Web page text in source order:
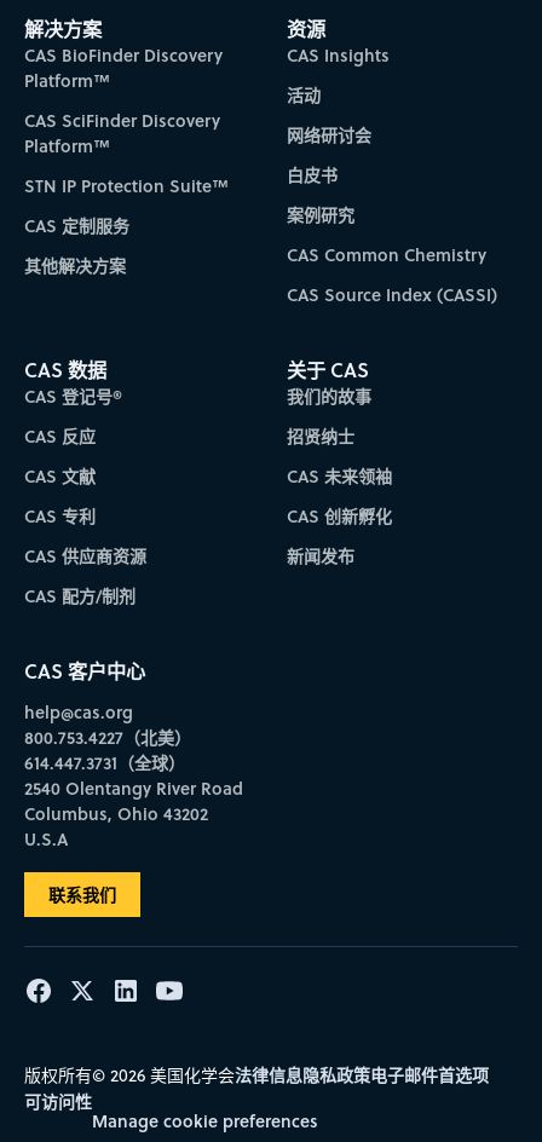
Subscribe to CAS Insights
解决方案
CAS BioFinder Discovery
Platform™
CAS SciFinder Discovery
Platform™
STN IP Protection Suite™
CAS 定制服务
其他解决方案
资源
CAS Insights
活动
网络研讨会
白皮书
案例研究
CAS Common Chemistry
CAS Source Index (CASSI)
CAS 数据
CAS 登记号®
CAS 反应
CAS 文献
CAS 专利
CAS 供应商资源
CAS 配方/制剂
关于 CAS
我们的故事
招贤纳士
CAS 未来领袖
CAS 创新孵化
新闻发布
CAS 客户中心
help@cas.org
800.753.4227（北美）
614.447.3731（全球）
2540 Olentangy River Road
Columbus, Ohio 43202
U.S.A
联系我们
版权所有© 2026 美国化学会法律信息隐私政策电子邮件首选项
可访问性
Manage cookie preferences